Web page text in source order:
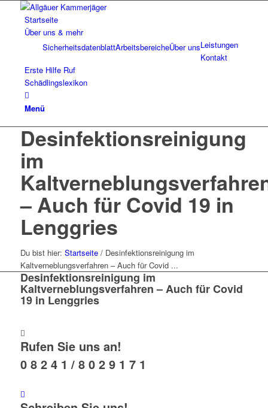
Startseite
Über uns & mehr
SicherheitsdatenblattArbeitsbereicheÜber unsLeistungen
Kontakt
Erste Hilfe Ruf
Schädlingslexikon
Menü
Desinfektionsreinigung
im
– Auch für Covid 19 in
Lenggries
Du bist hier: Startseite / Desinfektionsreinigung im
Kaltverneblungsverfahren – Auch für Covid ...
Desinfektionsreinigung im
Kaltverneblungsverfahren – Auch für Covid
19 in Lenggries
Rufen Sie uns an!
0 8 2 4 1 / 8 0 2 9 1 7 1